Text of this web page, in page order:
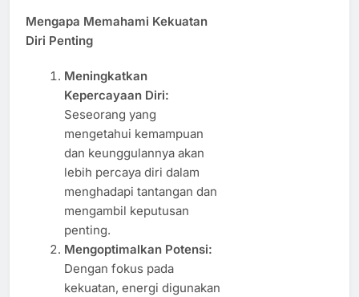
Mengapa Memahami Kekuatan
Diri Penting
Meningkatkan
Kepercayaan Diri:
Seseorang yang
mengetahui kemampuan
dan keunggulannya akan
lebih percaya diri dalam
menghadapi tantangan dan
mengambil keputusan
penting.
Mengoptimalkan Potensi:
Dengan fokus pada
kekuatan, energi digunakan